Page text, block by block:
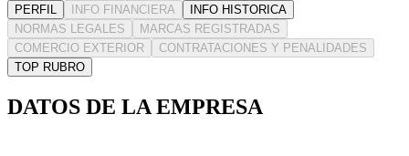
PERFIL INFO FINANCIERA
INFO HISTORICA
NORMAS LEGALES
MARCAS REGISTRADAS
COMERCIO EXTERIOR
CONTRATACIONES Y PENALIDADES
TOP RUBRO
DATOS DE LA EMPRESA